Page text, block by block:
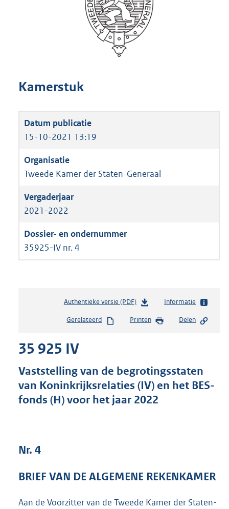
Kamerstuk
15-10-2021 13:19
Tweede Kamer der Staten-Generaal
2021-2022
35925-IV nr. 4
Authentieke versie (PDF)b
s
s
g
r
4
b
Informatie
Gerelateerd Printen Delen
35 925 IV
Vaststelling van de begrotingsstaten
van Koninkrijksrelaties (IV) en het BES-
fonds (H) voor het jaar 2022
Nr. 4
BRIEF VAN DE ALGEMENE REKENKAMER
Aan de Voorzitter van de Tweede Kamer der Staten-